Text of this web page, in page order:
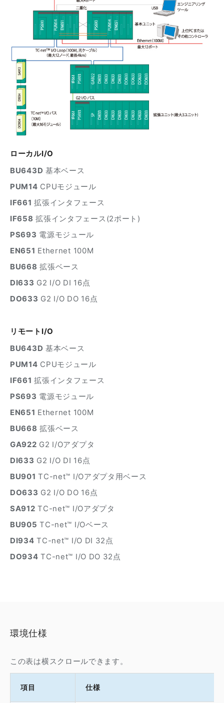
ローカルI/O
BU643D 基本ベース
PUM14 CPUモジュール
IF661 拡張インタフェース
IF658 拡張インタフェース(2ポート)
PS693 電源モジュール
EN651 Ethernet 100M
BU668 拡張ベース
DI633 G2 I/O DI 16点
DO633 G2 I/O DO 16点
リモートI/O
BU643D 基本ベース
PUM14 CPUモジュール
IF661 拡張インタフェース
PS693 電源モジュール
EN651 Ethernet 100M
BU668 拡張ベース
GA922 G2 I/Oアダプタ
DI633 G2 I/O DI 16点
BU901 TC-net™ I/Oアダプタ用ベース
DO633 G2 I/O DO 16点
SA912 TC-net™ I/Oアダプタ
BU905 TC-net™ I/Oベース
DI934 TC-net™ I/O DI 32点
DO934 TC-net™ I/O DO 32点
環境仕様
この表は横スクロールできます。
項目 仕様